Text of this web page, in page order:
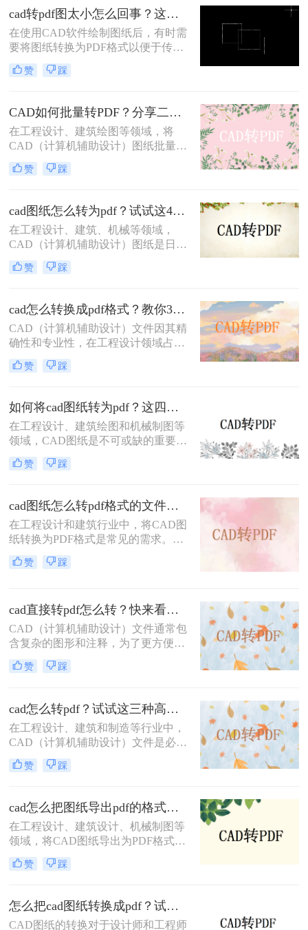
享。那么cad怎么导出pdf呢？本文将
介绍四种将CAD文件导出为PDF的方
法。
cad转pdf图太小怎么回事？这两个方法很不错！
在使用CAD软件绘制图纸后，有时需
要将图纸转换为PDF格式以便于传输
和查看。然而，在转换过程中，有时
会遇到CAD转PDF图太小的问题。这
为您详细分析原因并提供cad转pdf图
太小怎么回事解决方法。
赞 踩
CAD如何批量转PDF？分享二种高效的转换方法！
在工程设计、建筑绘图等领域，将
CAD（计算机辅助设计）图纸批量转
换为PDF（可移植文档格式）是一个
常见且重要的任务。PDF格式不仅具
保护设计文件的完整性和版权。那么
CAD如何批量转PDF呢？本文将介绍
两种将CAD图纸批量转换为PDF的高
效方法。
赞 踩
cad图纸怎么转为pdf？试试这4种实用转换方法！
在工程设计、建筑、机械等领域，
CAD（计算机辅助设计）图纸是日常
工作中不可或缺的重要文件。然而，
为了更方便地分享、存档和打印这些
档格式）格式是一个明智的选择。那
么cad图纸怎么转为pdf呢？本文将详
细介绍三种将CAD图纸转换为PDF的
实用方法。
赞 踩
cad怎么转换成pdf格式？教你3个简单的转换方法！
CAD（计算机辅助设计）文件因其精
确性和专业性，在工程设计领域占据
重要地位。然而，为了便于共享、打
印和查看，有时需要将CAD文件转换
格式呢？本文将介绍三种将CAD文件
转换为PDF格式的高效方法。
赞 踩
如何将cad图纸转为pdf？这四个方法很不错！
在工程设计、建筑绘图和机械制图等
领域，CAD图纸是不可或缺的重要工
具。然而，有时我们需要将CAD图纸
转换为PDF格式，以便更好地进行分
台性、兼容性好以及不易被篡改的特
点，因此备受青睐。那么如何将cad图
纸转为pdf呢？本文将介绍四种将
CAD图纸转换为PDF的方法，帮助读
者轻松应对这一需求。
赞 踩
cad图纸怎么转pdf格式的文件？来试试这3种方法！
在工程设计和建筑行业中，将CAD图
纸转换为PDF格式是常见的需求。无
论是为了方便共享、打印还是保持图
纸的原始格式，掌握高效的CAD转
细介绍三种将CAD图纸转换为PDF的
方法，帮助您轻松应对各种需求。
赞 踩
cad直接转pdf怎么转？快来看这三个方法！
CAD（计算机辅助设计）文件通常包
含复杂的图形和注释，为了更方便地
共享和查看，将其转换为PDF格式是
一个很好的选择。那么cad直接转pdf
件直接转换为PDF的高效方法。
赞 踩
cad怎么转pdf？试试这三种高效转换方法！
在工程设计、建筑和制造等行业中，
CAD（计算机辅助设计）文件是必不
可少的工具。然而，为了方便非专业
人员查看或打印，通常需要将这些复
式。那么cad怎么转pdf呢？本文将介
绍三种常用的CAD转PDF的方法。
赞 踩
cad怎么把图纸导出pdf的格式？教你4招轻松转换！
在工程设计、建筑设计、机械制图等
领域，将CAD图纸导出为PDF格式是
一项常见且重要的任务。PDF格式具
有跨平台、不易被修改和高度保真的
档和打印。那么cad怎么把图纸导出
pdf的格式呢？本文将详细介绍几种将
CAD图纸导出为PDF格式的方法，帮
赞 踩
怎么把cad图纸转换成pdf？试试这三种简单方法！
CAD图纸的转换对于设计师和工程师